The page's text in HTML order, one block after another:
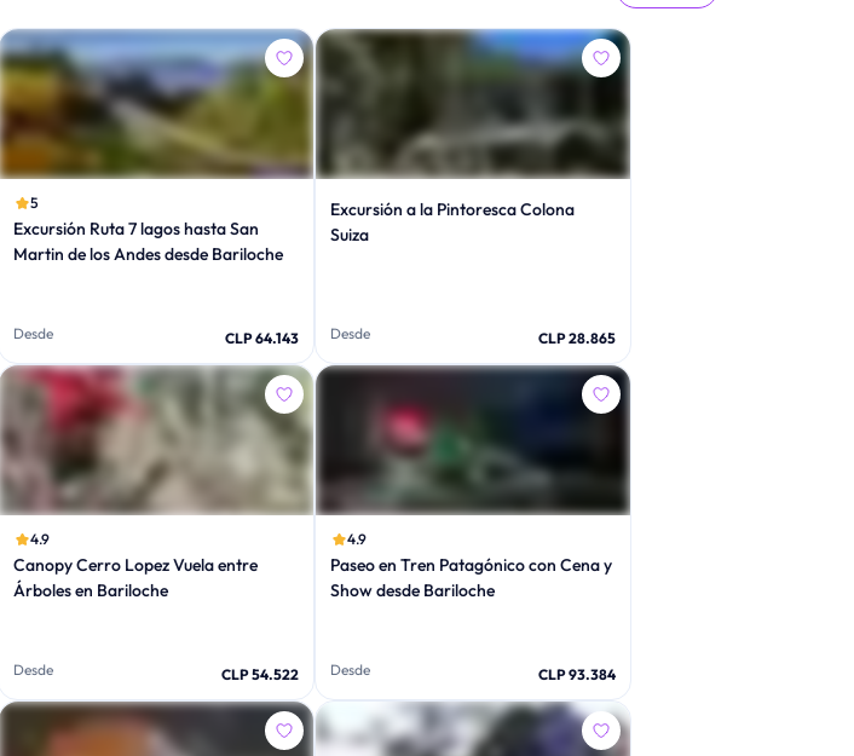
5
Excursión Ruta 7 lagos hasta San
Martin de los Andes desde Bariloche
Desde CLP 64.143
Excursión a la Pintoresca Colona
Suiza
Desde CLP 28.865
4.9
Canopy Cerro Lopez Vuela entre
Árboles en Bariloche
Desde CLP 54.522
4.9
Paseo en Tren Patagónico con Cena y
Show desde Bariloche
Desde CLP 93.384